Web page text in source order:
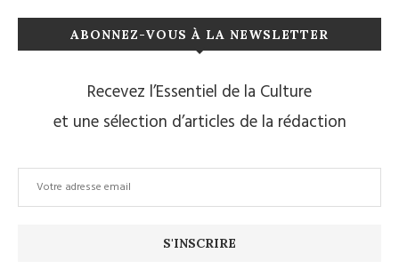
ABONNEZ-VOUS À LA NEWSLETTER
Recevez l’Essentiel de la Culture
et une sélection d’articles de la rédaction